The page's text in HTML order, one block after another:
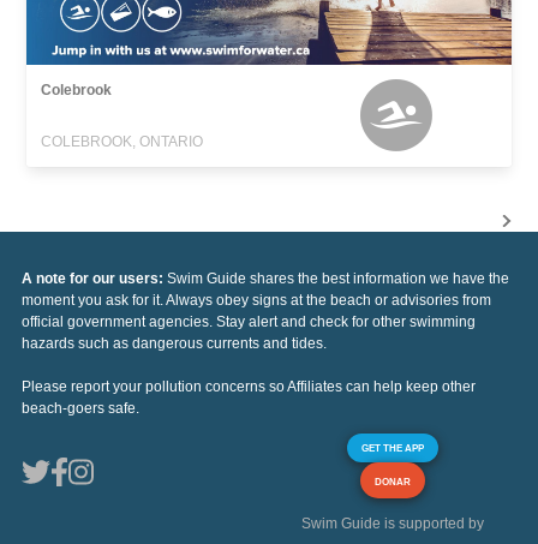
Colebrook
COLEBROOK, ONTARIO
A note for our users: Swim Guide shares the best information we have the
moment you ask for it. Always obey signs at the beach or advisories from
official government agencies. Stay alert and check for other swimming
hazards such as dangerous currents and tides.
Please report your pollution concerns so Affiliates can help keep other
beach-goers safe.
GET THE APP
DONAR
Swim Guide is supported by